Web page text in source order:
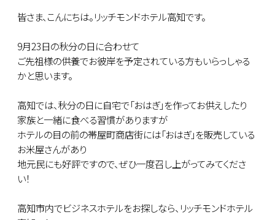
皆さま、こんにちは。リッチモンドホテル高知です。
9月23日の秋分の日に合わせて
ご先祖様の供養でお彼岸を予定されている方もいらっしゃる
かと思います。
高知では、秋分の日に自宅で「おはぎ」を作ってお供えしたり
家族と一緒に食べる習慣がありますが
ホテルの目の前の帯屋町商店街には「おはぎ」を販売している
お米屋さんがあり
地元民にも好評ですので、ぜひ一度召し上がってみてくださ
い！
高知市内でビジネスホテルをお探しなら、リッチモンドホテル